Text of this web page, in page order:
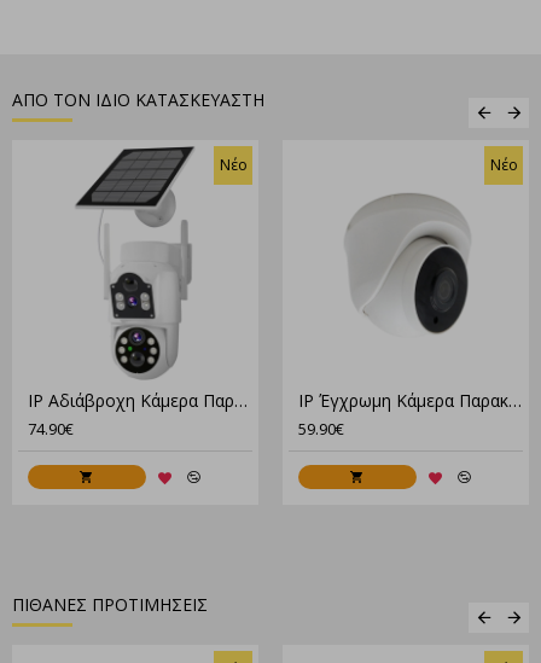
ΑΠΟ ΤΟΝ ΙΔΙΟ ΚΑΤΑΣΚΕΥΑΣΤΗ
Νέο
IP Αδιάβροχη Κάμερα Παρακολούθησης 4G Μπαταρίας Με Ηλιακό Πάνελ XM-3550
74.90€
Νέο
IP Έγχρωμη Κάμερα Παρακολούθησης Full HD Με Μικρόφωνο GN-YHA20-XM50S-2.8
59.90€
ΠΙΘΑΝΕΣ ΠΡΟΤΙΜΗΣΕΙΣ